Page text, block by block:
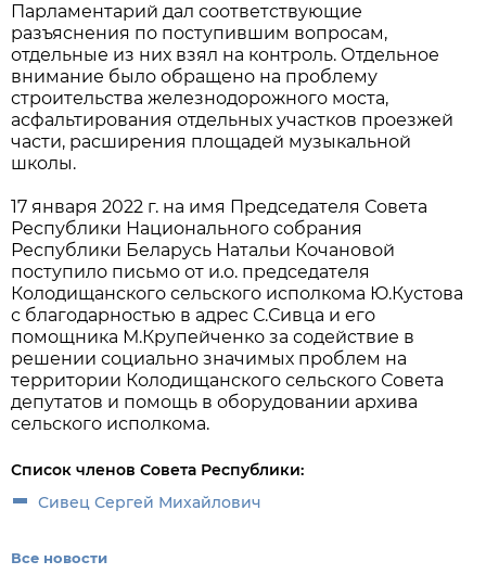
Парламентарий дал соответствующие
разъяснения по поступившим вопросам,
отдельные из них взял на контроль. Отдельное
внимание было обращено на проблему
строительства железнодорожного моста,
асфальтирования отдельных участков проезжей
части, расширения площадей музыкальной
школы.
17 января 2022 г. на имя Председателя Совета
Республики Национального собрания
Республики Беларусь Натальи Кочановой
поступило письмо от и.о. председателя
Колодищанского сельского исполкома Ю.Кустова
с благодарностью в адрес С.Сивца и его
помощника М.Крупейченко за содействие в
решении социально значимых проблем на
территории Колодищанского сельского Совета
депутатов и помощь в оборудовании архива
сельского исполкома.
Список членов Совета Республики:
Сивец Сергей Михайлович
Все новости